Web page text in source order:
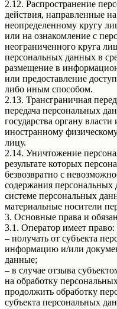
2.12. Распространение
действия, направленные
неопределенному кругу
или на ознакомление с
неограниченного круга
персональных данных в
размещение в
или предоставление
либо иным способом.
2.13. Трансграничная
передача персональных
государства органу
иностранному
лицу.
2.14. Уничтожение
результате которых
безвозвратно с
содержания
системе персональных
материальные носители
3. Основные права и
3.1. Оператор имеет право:
– получать от субъекта
информацию и/или
данные;
– в случае отзыва
на обработку
продолжить обработку
субъекта персональных